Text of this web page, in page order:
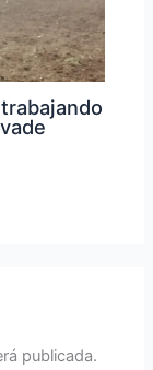
publicada.